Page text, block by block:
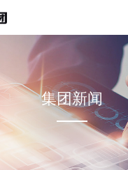
集团新闻